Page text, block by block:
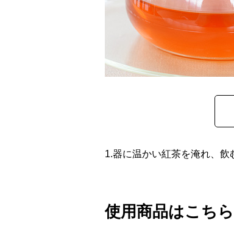
1.器に温かい紅茶を淹れ、飲
使用商品はこちら